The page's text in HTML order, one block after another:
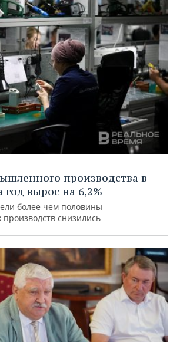
производства в
год вырос на 6,2%
более чем половины
снизились